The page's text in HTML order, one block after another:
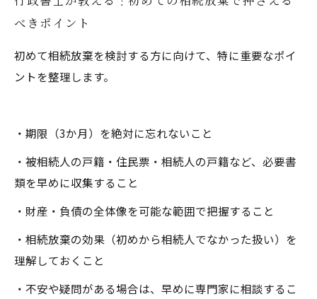
べきポイント
初めて相続放棄を検討する方に向けて、特に重要なポイ
ントを整理します。
・期限（3か月）を絶対に忘れないこと
・被相続人の戸籍・住民票・相続人の戸籍など、必要書
類を早めに収集すること
・財産・負債の全体像を可能な範囲で把握すること
・相続放棄の効果（初めから相続人でなかった扱い）を
理解しておくこと
・不安や疑問がある場合は、早めに専門家に相談するこ